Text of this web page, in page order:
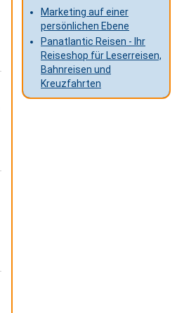
Marketing auf einer
persönlichen Ebene
Panatlantic Reisen - Ihr
Reiseshop für Leserreisen,
Bahnreisen und
Kreuzfahrten